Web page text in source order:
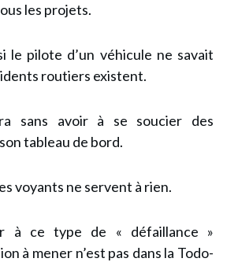
les projets.
le pilote d’un véhicule ne savait
routiers existent.
sans avoir à se soucier des
tableau de bord.
voyants ne servent à rien.
à ce type de « défaillance »
à mener n’est pas dans la Todo-